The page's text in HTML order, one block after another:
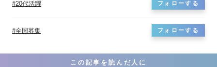
20代活躍 フォローする
全国募集 フォローする
この記事を読んだ人に